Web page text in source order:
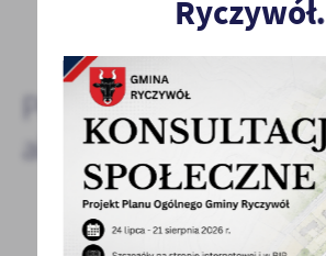
DODAJ KOMENTARZ
Pozostałe
aktualności
23 - 11 - 2020
Ryczywół.